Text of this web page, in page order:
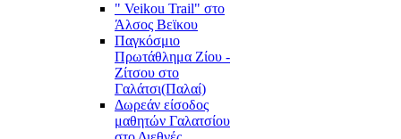
" Veikou Trail" στο
Άλσος Βεϊκου
Παγκόσμιο
Πρωτάθλημα Ζίου -
Ζίτσου στο
Γαλάτσι(Παλαί)
Δωρεάν είσοδος
μαθητών Γαλατσίου